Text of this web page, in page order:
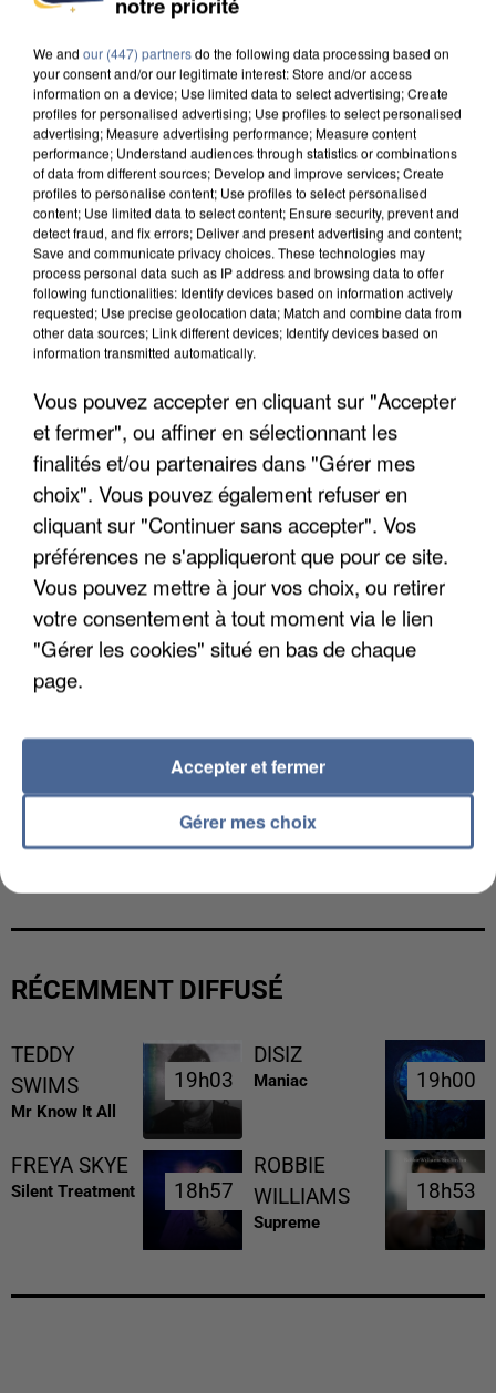
DE SOLIDARITÉ AVEC LES...
APRÈS TOUTES CES CANICULES, LES REFUGES
DE FAUNE SAUVAGE SONT...
L’UN DES FONDATEURS SUPPOSÉS DE LA DZ
RÉCEMMENT DIFFUSÉ
TEDDY
SWIMS
Mr Know It All
19h03
19h03
DISIZ
Maniac 19h00
19h00
FREYA SKYE
Silent Treatment 18h57
18h57
ROBBIE
WILLIAMS
Supreme
18h53
18h53
We and our (447) partnersdo the following data processing based on
your consent and/or our legitimate interest: Store and/or access
information on a device; Use limited data to select advertising; Create
profiles for personalised advertising; Use profiles to select personalised
advertising; Measure advertising performance; Measure content
performance; Understand audiences through statistics or combinations
of data from different sources; Develop and improve services; Create
profiles to personalise content; Use profiles to select personalised
content; Use limited data to select content; Ensure security, prevent and
detect fraud, and fix errors; Deliver and present advertising and content;
Save and communicate privacy choices. These technologies may
process personal data such as IP address and browsing data to offer
following functionalities: Identify devices based on information actively
requested; Use precise geolocation data; Match and combine data from
other data sources; Link different devices; Identify devices based on
information transmitted automatically.
Vous pouvez accepter en cliquant sur "Accepter
et fermer", ou affiner en sélectionnant les
finalités et/ou partenaires dans "Gérer mes
choix". Vous pouvez également refuser en
cliquant sur "Continuer sans accepter". Vos
préférences ne s'appliqueront que pour ce site.
Vous pouvez mettre à jour vos choix, ou retirer
votre consentement à tout moment via le lien
"Gérer les cookies" situé en bas de chaque
page.
Gérer mes choix
Accepter et fermer